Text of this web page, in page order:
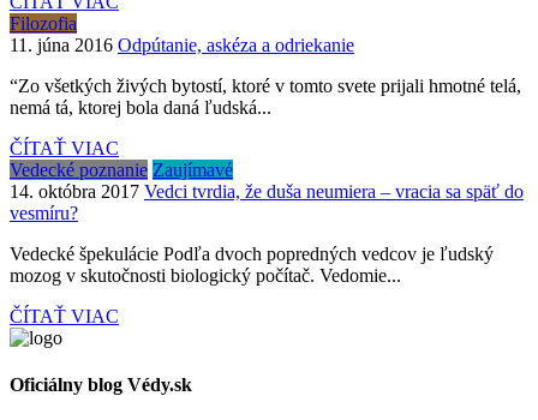
Filozofia
11. júna 2016 Odpútanie, askéza a odriekanie
“Zo všetkých živých bytostí, ktoré v tomto svete prijali hmotné telá,
nemá tá, ktorej bola daná ľudská...
ČÍTAŤ VIAC
Vedecké poznanie Zaujímavé
14. októbra 2017 Vedci tvrdia, že duša neumiera – vracia sa späť do
vesmíru?
Vedecké špekulácie Podľa dvoch popredných vedcov je ľudský
mozog v skutočnosti biologický počítač. Vedomie...
ČÍTAŤ VIAC
Oficiálny blog Védy.sk